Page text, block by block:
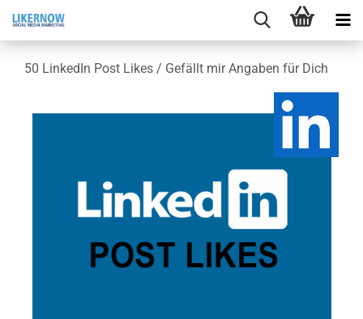
50 Lin­ke­dIn Post Likes / Ge­fällt mir An­ga­ben für Dich